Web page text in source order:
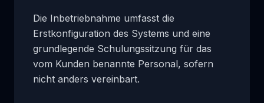
Die Inbetriebnahme umfasst die
Erstkonfiguration des Systems und eine
grundlegende Schulungssitzung für das
vom Kunden benannte Personal, sofern
nicht anders vereinbart.